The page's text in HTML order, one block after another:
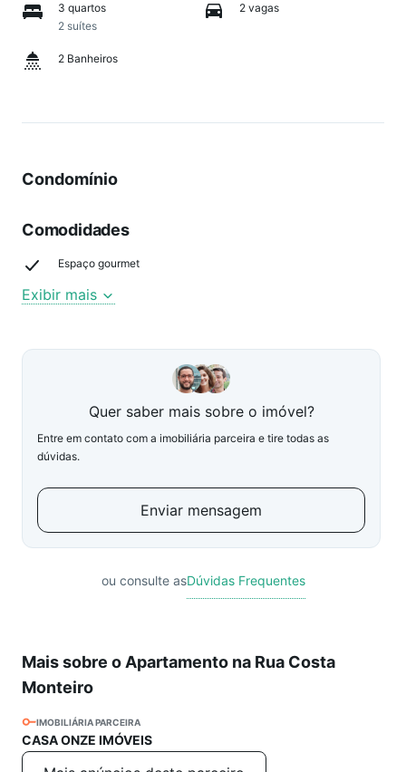
3 quartos
2 suítes
2 vagas
2 Banheiros
Condomínio
Comodidades
Espaço gourmet
Exibir mais
Quer saber mais sobre o imóvel?
Entre em contato com a imobiliária parceira e tire todas as
dúvidas.
Enviar mensagem
ou consulte asDúvidas Frequentes
Mais sobre o Apartamento na Rua Costa
Monteiro
IMOBILIÁRIA PARCEIRA
CASA ONZE IMÓVEIS